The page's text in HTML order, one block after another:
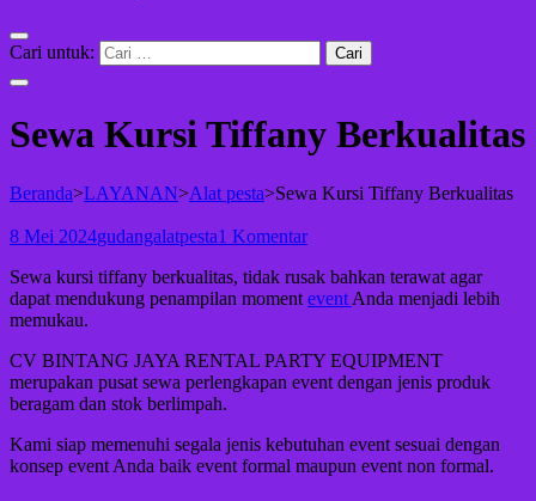
Cari untuk:
Sewa Kursi Tiffany Berkualitas
Beranda>LAYANAN>Alat pesta>Sewa Kursi Tiffany Berkualitas
8 Mei 2024gudangalatpesta1 Komentar
Sewa kursi tiffany berkualitas, tidak rusak bahkan terawat agar
dapat mendukung penampilan moment event Anda menjadi lebih
memukau.
CV BINTANG JAYA RENTAL PARTY EQUIPMENT
merupakan pusat sewa perlengkapan event dengan jenis produk
beragam dan stok berlimpah.
Kami siap memenuhi segala jenis kebutuhan event sesuai dengan
konsep event Anda baik event formal maupun event non formal.